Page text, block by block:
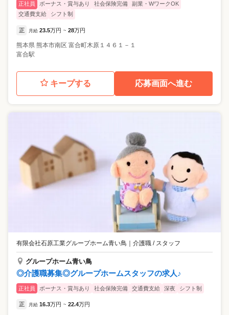
正社員 ボーナス・賞与あり 社会保険完備
副業・WワークOK
交通費支給
シフト制
正 月給 23.5万円 ~ 28万円
熊本県 熊本市南区 富合町木原１４６１－１
富合駅
キープする 応募画面へ進む
有限会社石原工業グループホーム青い鳥 介護職 / スタッフ
グループホーム青い鳥
◎介護職募集◎グループホームスタッフの求人♪
正社員 ボーナス・賞与あり 社会保険完備 交通費支給 深夜 シフト制
正 月給 16.3万円 ~ 22.4万円